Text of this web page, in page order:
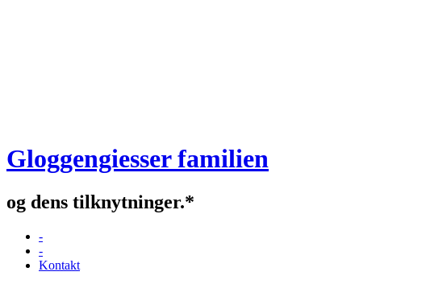
Gloggengiesser familien
og dens tilknytninger.*
-
-
Kontakt